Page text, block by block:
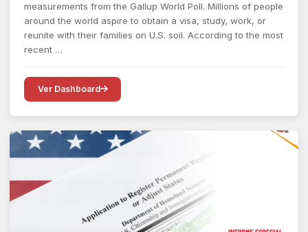
measurements from the Gallup World Poll. Millions of people
around the world aspire to obtain a visa, study, work, or
reunite with their families on U.S. soil. According to the most
recent …
Ver Dashboard